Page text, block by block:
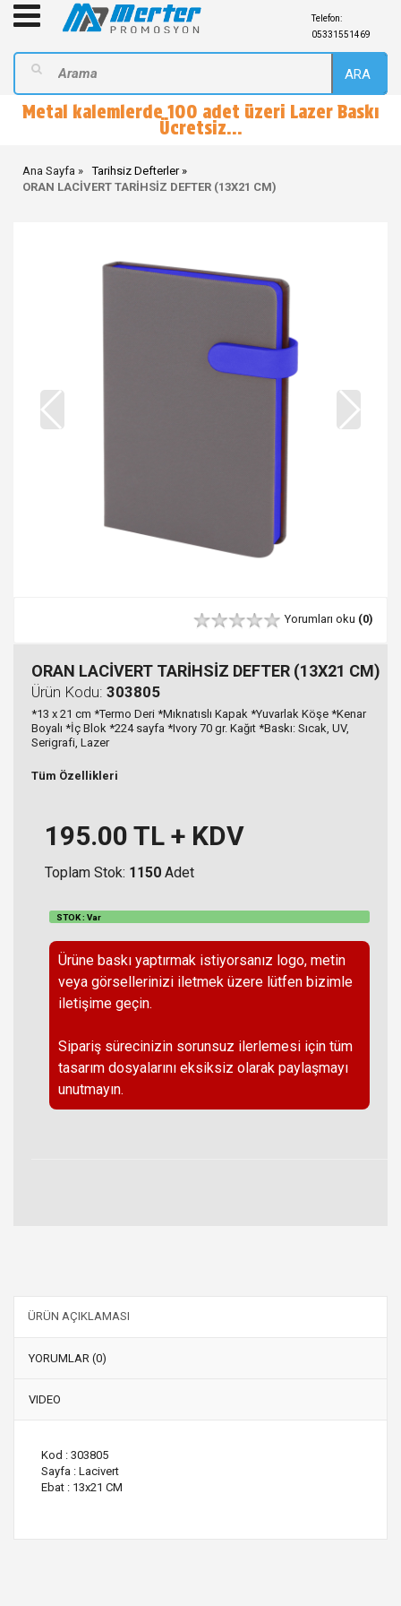
Telefon:
05331551469
ARA
Metal kalemlerde 100 adet üzeri Lazer Baskı
Ücretsiz...
Ana Sayfa
Tarihsiz Defterler
ORAN LACİVERT TARİHSİZ DEFTER (13X21 CM)
Yorumları oku (0)
ORAN LACİVERT TARİHSİZ DEFTER (13X21 CM)
Ürün Kodu: 303805
*13 x 21 cm *Termo Deri *Mıknatıslı Kapak *Yuvarlak Köşe *Kenar
Boyalı *İç Blok *224 sayfa *Ivory 70 gr. Kağıt *Baskı: Sıcak, UV,
Serigrafi, Lazer
Tüm Özellikleri
195.00 TL + KDV
Toplam Stok: 1150 Adet
STOK : Var
Ürüne baskı yaptırmak istiyorsanız logo, metin
veya görsellerinizi iletmek üzere lütfen bizimle
iletişime geçin.
Sipariş sürecinizin sorunsuz ilerlemesi için tüm
tasarım dosyalarını eksiksiz olarak paylaşmayı
unutmayın.
ÜRÜN AÇIKLAMASI
YORUMLAR (0)
VIDEO
Kod : 303805
Sayfa : Lacivert
Ebat : 13x21 CM